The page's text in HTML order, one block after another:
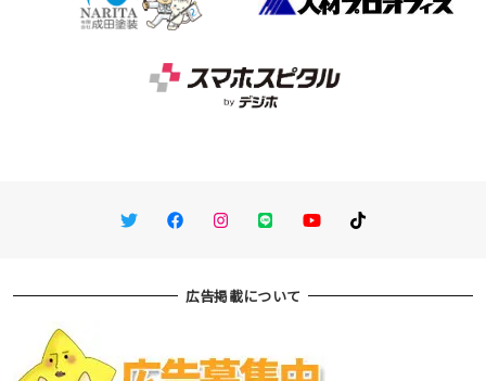
TwitterFacebookInstagram
LINE You TubeTikTok
広告掲載について